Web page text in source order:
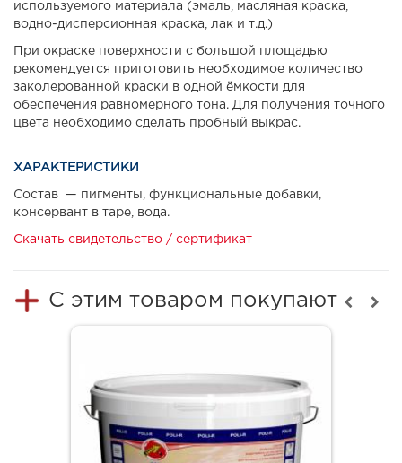
используемого материала (эмаль, масляная краска,
водно-дисперсионная краска, лак и т.д.)
При окраске поверхности с большой площадью
рекомендуется приготовить необходимое количество
заколерованной краски в одной ёмкости для
обеспечения равномерного тона. Для получения точного
цвета необходимо сделать пробный выкрас.
ХАРАКТЕРИСТИКИ
Состав — пигменты, функциональные добавки,
консервант в таре, вода.
Скачать свидетельство / сертификат
С этим товаром покупают